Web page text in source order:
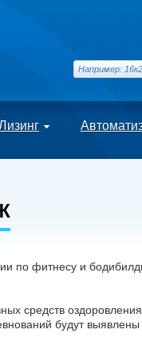
по фитнесу и
средств
будут